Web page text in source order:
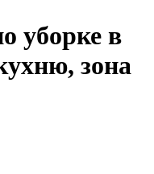
уборке в
зона